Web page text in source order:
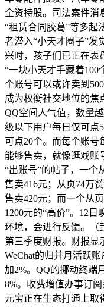
全资持股。司法案件消
“租赁合同胶葛”等多起
者潜入“小天才圈子”发
兴时，孩子们已正在表
“一块小天才手藏着
个账号可以或许卖到
成为权衡社交地位的焦
QQ空间人气值，数量
级以下用户每日仅可点
可点20个。而每个账号
能够售卖，就像逛戏账
“出账号”的帖子，一个
售卖416元；从页74万
售卖420元；而一个从
1200元的“高价”。12
环境，会进行反馈。（
第三季度财报。财报显
WeChat的归并月活跃
加2%。QQ的挪动终端
8%。收费增值办事订
元宝正在生态打通上取